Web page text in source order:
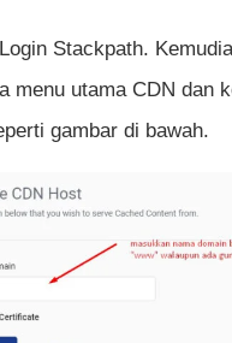
Login Stackpath.
menu utama CDN dan
gambar di bawah.